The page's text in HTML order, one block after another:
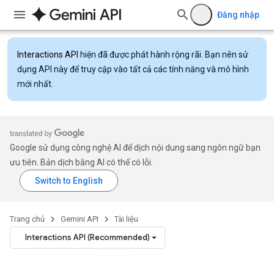
Đăng nhập
Interactions API hiện đã được phát hành rộng rãi. Bạn nên sử
dụng API này để truy cập vào tất cả các tính năng và mô hình
mới nhất.
Google sử dụng công nghệ AI để dịch nội dung sang ngôn ngữ bạn
ưu tiên. Bản dịch bằng AI có thể có lỗi.
Trang chủ Gemini API Tài liệu
Interactions API (Recommended)